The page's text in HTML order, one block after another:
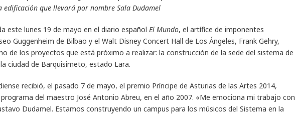
que llevará por nombre Sala Dudamel
este lunes 19 de mayo en el diario español El Mundo, el artífice de imponentes
Guggenheim de Bilbao y el Walt Disney Concert Hall de Los Ángeles, Frank Gehry,
de los proyectos que está próximo a realizar: la construcción de la sede del sistema de
ciudad de Barquisimeto, estado Lara.
recibió, el pasado 7 de mayo, el premio Príncipe de Asturias de las Artes 2014,
del maestro José Antonio Abreu, en el año 2007. «Me emociona mi trabajo con
Dudamel. Estamos construyendo un campus para los músicos del Sistema en la